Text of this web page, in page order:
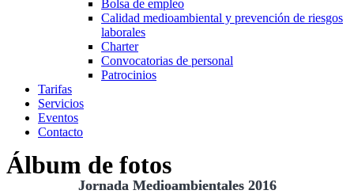
Bolsa de empleo
Calidad medioambiental y prevención de riesgos
laborales
Charter
Convocatorias de personal
Patrocinios
Tarifas
Servicios
Eventos
Contacto
Álbum de fotos
Jornada Medioambientales 2016